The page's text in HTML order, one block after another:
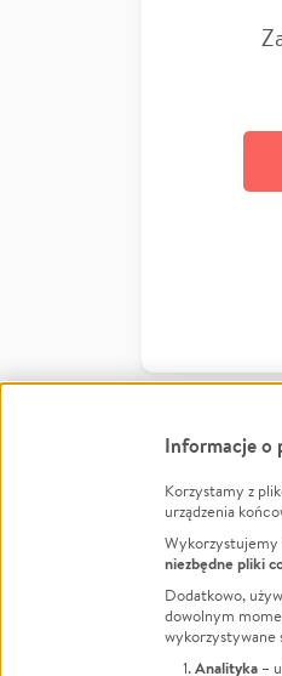
FacebookTwitter
LinkedInTikTok
Informacje o
Korzystamy z
urządzenia
Wykorzystujemy
niezbędne pliki
Dodatkowo,
dowolnym
wykorzystywane
Analityka –